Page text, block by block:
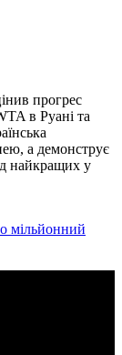
прогрес
в Руані та
а демонструє
найкращих у
мільйонний